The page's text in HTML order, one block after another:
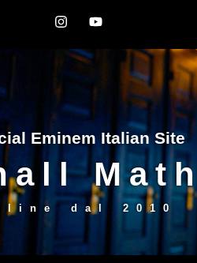
Eminem Italian Site
dal2010